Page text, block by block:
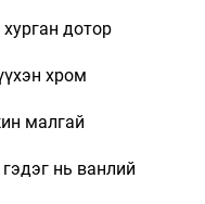
дотор
хром
малгай
нь ванлий